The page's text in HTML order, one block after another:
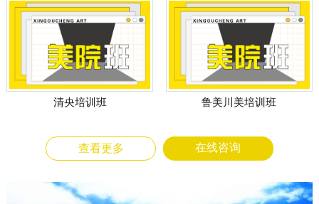
清央培训班 鲁美川美培训班
查看更多 在线咨询